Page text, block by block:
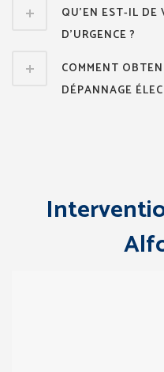
QU’EN EST-IL
D’URGENCE ?
COMMENT
DÉPANNAGE